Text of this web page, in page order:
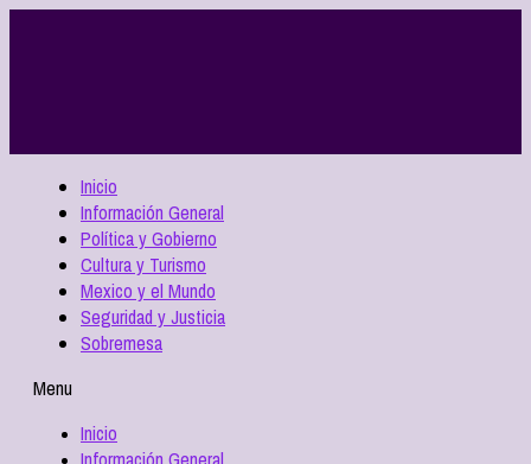
Inicio
Información General
Política y Gobierno
Cultura y Turismo
Mexico y el Mundo
Seguridad y Justicia
Sobremesa
Menu
Inicio